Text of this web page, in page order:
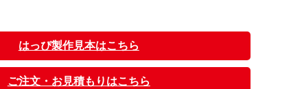
はっぴ製作見本はこちら
ご注文・お見積もりはこちら